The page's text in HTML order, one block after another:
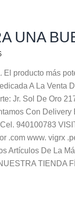
UNA
producto más
A La Venta
Jr. Sol De Oro
Con
940100783
.com www. vigrx
Artículos De La
TIENDA